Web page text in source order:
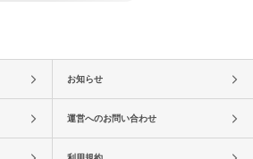
お知らせ
運営へのお問い合わせ